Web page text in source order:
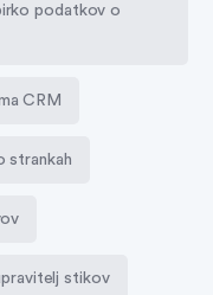
podatkov o
CRM
strankah
stikov